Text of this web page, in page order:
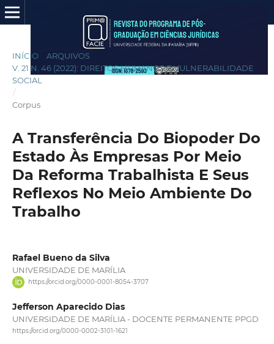
INÍCIO ARQUIVOS
V. 21 N. 46 (2022): DIREITOS HUMANOS E VULNERABILIDADE
SOCIAL
/
Corpus
A Transferência Do Biopoder Do
Estado Às Empresas Por Meio
Da Reforma Trabalhista E Seus
Reflexos No Meio Ambiente Do
Trabalho
Rafael Bueno da Silva
UNIVERSIDADE DE MARÍLIA
https://orcid.org/0000-0001-8054-3707
Jefferson Aparecido Dias
UNIVERSIDADE DE MARÍLIA - DOCENTE PERMANENTE PPGD
https://orcid.org/0000-0002-3101-1621